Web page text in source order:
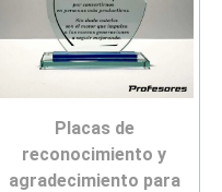
placas de
reconocimiento y
agradecimiento para